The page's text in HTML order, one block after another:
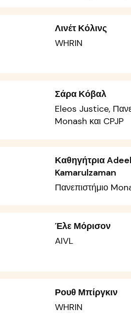
Λινέτ Κόλινς
WHRIN
Σάρα Κόβαλ
Eleos Justice,
Monash και CPJP
Καθηγήτρια
Kamarulzaman
Πανεπιστήμιο
Έλε Μόρισον
AIVL
Ρουθ Μπίργκιν
WHRIN